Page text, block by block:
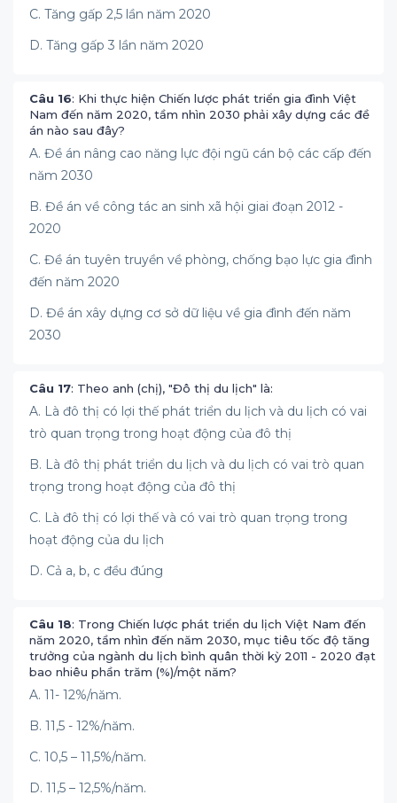
C. Tăng gấp 2,5 lần năm 2020
D. Tăng gấp 3 lần năm 2020
Câu 16: Khi thực hiện Chiến lược phát triển gia đình Việt
Nam đến năm 2020, tầm nhìn 2030 phải xây dựng các đề
án nào sau đây?
A. Đề án nâng cao năng lực đội ngũ cán bộ các cấp đến
năm 2030
B. Đề án về công tác an sinh xã hội giai đoạn 2012 -
2020
C. Đề án tuyên truyền về phòng, chống bạo lực gia đình
đến năm 2020
D. Đề án xây dựng cơ sở dữ liệu về gia đình đến năm
2030
Câu 17: Theo anh (chị), "Đô thị du lịch" là:
A. Là đô thị có lợi thế phát triển du lịch và du lịch có vai
trò quan trọng trong hoạt động của đô thị
B. Là đô thị phát triển du lịch và du lịch có vai trò quan
trọng trong hoạt động của đô thị
C. Là đô thị có lợi thế và có vai trò quan trọng trong
hoạt động của du lịch
D. Cả a, b, c đều đúng
Câu 18: Trong Chiến lược phát triển du lịch Việt Nam đến
năm 2020, tầm nhìn đến năm 2030, mục tiêu tốc độ tăng
trưởng của ngành du lịch bình quân thời kỳ 2011 - 2020 đạt
bao nhiêu phần trăm (%)/một năm?
A. 11- 12%/năm.
B. 11,5 - 12%/năm.
C. 10,5 – 11,5%/năm.
D. 11,5 – 12,5%/năm.